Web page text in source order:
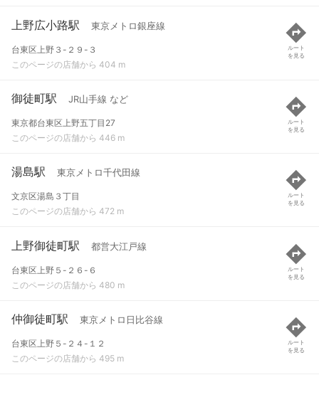
上野広小路駅 東京メトロ銀座線
台東区上野３-２９-３
このページの店舗から 404 m
ルート
を見る
御徒町駅 JR山手線 など
東京都台東区上野五丁目27
このページの店舗から 446 m
ルート
を見る
湯島駅 東京メトロ千代田線
文京区湯島３丁目
このページの店舗から 472 m
ルート
を見る
上野御徒町駅 都営大江戸線
台東区上野５-２６-６
このページの店舗から 480 m
ルート
を見る
仲御徒町駅 東京メトロ日比谷線
台東区上野５-２４-１２
このページの店舗から 495 m
ルート
を見る